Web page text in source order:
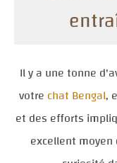
Il y a une tonne
votre chat Bengal,
et des efforts
excellent